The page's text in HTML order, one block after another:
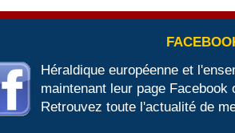
Héraldique européenne et
maintenant leur page Facebook
Retrouvez toute l'actualité de